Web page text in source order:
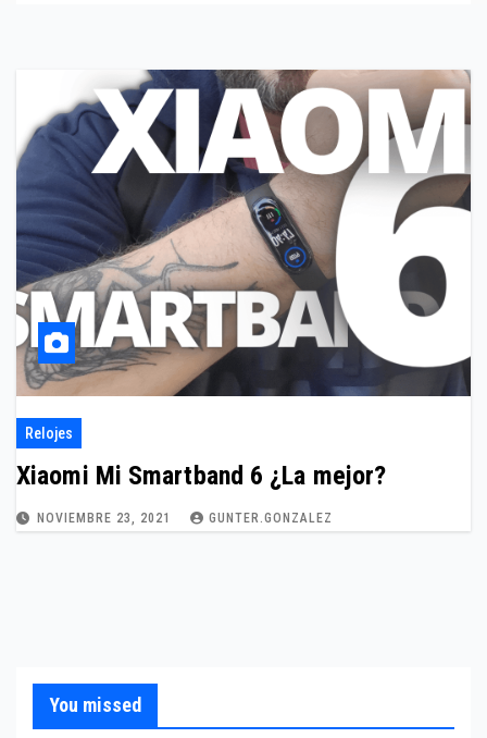
Relojes
Xiaomi Mi Smartband 6 ¿La mejor?
NOVIEMBRE 23, 2021 GUNTER.GONZALEZ
You missed